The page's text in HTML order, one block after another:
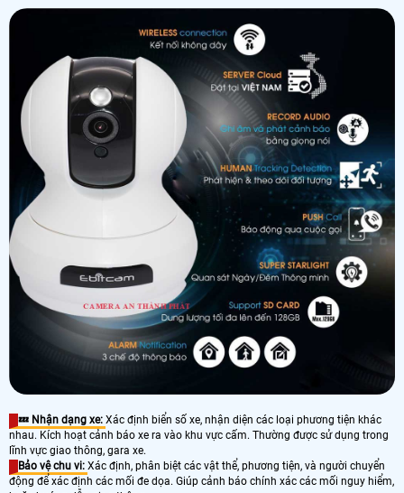
💤 Nhận dạng xe: Xác định biển số xe, nhận diện các loại phương tiện khác
nhau. Kích hoạt cảnh báo xe ra vào khu vực cấm. Thường được sử dụng trong
lĩnh vực giao thông, gara xe.
Bảo vệ chu vi: Xác định, phân biệt các vật thể, phương tiện, và người chuyển
động để xác định các mối đe dọa. Giúp cảnh báo chính xác các mối nguy hiểm,